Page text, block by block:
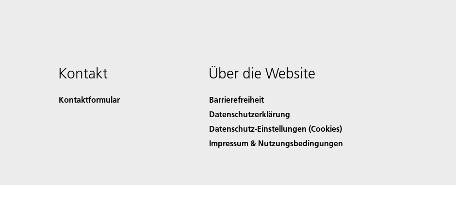
Kontakt
Kontaktformular
Über die Website
Barrierefreiheit
Datenschutzerklärung
Datenschutz-Einstellungen (Cookies)
Impressum & Nutzungsbedingungen